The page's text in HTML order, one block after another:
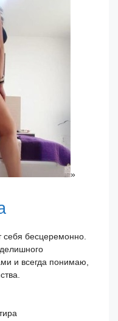
»
себя бесцеремонно.
и всегда понимаю,